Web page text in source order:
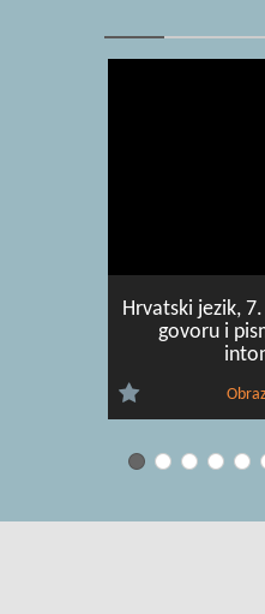
Hrvatski jezik,
govoru i